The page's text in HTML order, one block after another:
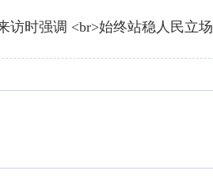
访时强调 <br>始终站稳人民立